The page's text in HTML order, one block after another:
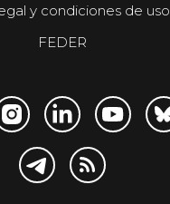
y condiciones de uso
FEDER